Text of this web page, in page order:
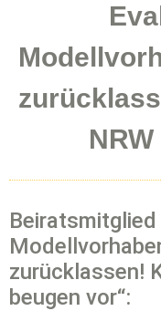
zurücklassen!
beugen vor“: